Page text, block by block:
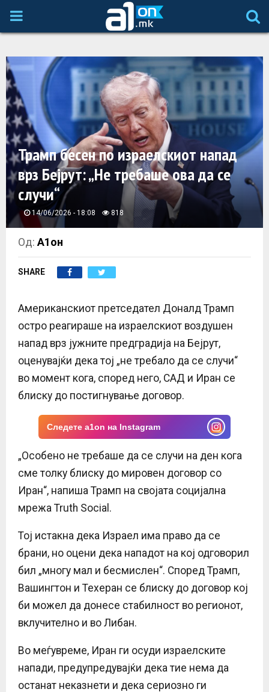
P
I
M
A
R
Y
M
E
N
U
Трамп бесен по израелскиот напад
врз Бејрут: „Не требаше ова да се
случи“
14/06/2026 - 18:08 818
Од:А1он
SHARE
Американскиот претседател Доналд Трамп
остро реагираше на израелскиот воздушен
напад врз јужните предградија на Бејрут,
оценувајќи дека тој „не требало да се случи“
во момент кога, според него, САД и Иран се
блиску до постигнување договор.
Следете a1on на Instagram
„Особено не требаше да се случи на ден кога
сме толку блиску до мировен договор со
Иран“, напиша Трамп на својата социјална
мрежа Truth Social.
Тој истакна дека Израел има право да се
брани, но оцени дека нападот на кој одговорил
бил „многу мал и бесмислен“. Според Трамп,
Вашингтон и Техеран се блиску до договор кој
би можел да донесе стабилност во регионот,
вклучително и во Либан.
Во меѓувреме, Иран ги осуди израелските
напади, предупредувајќи дека тие нема да
останат неказнети и дека сериозно ги